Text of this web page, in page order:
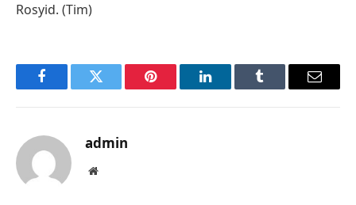
Rosyid. (Tim)
FacebookTwitter Pinterest LinkedInTumblr Email
admin
Website